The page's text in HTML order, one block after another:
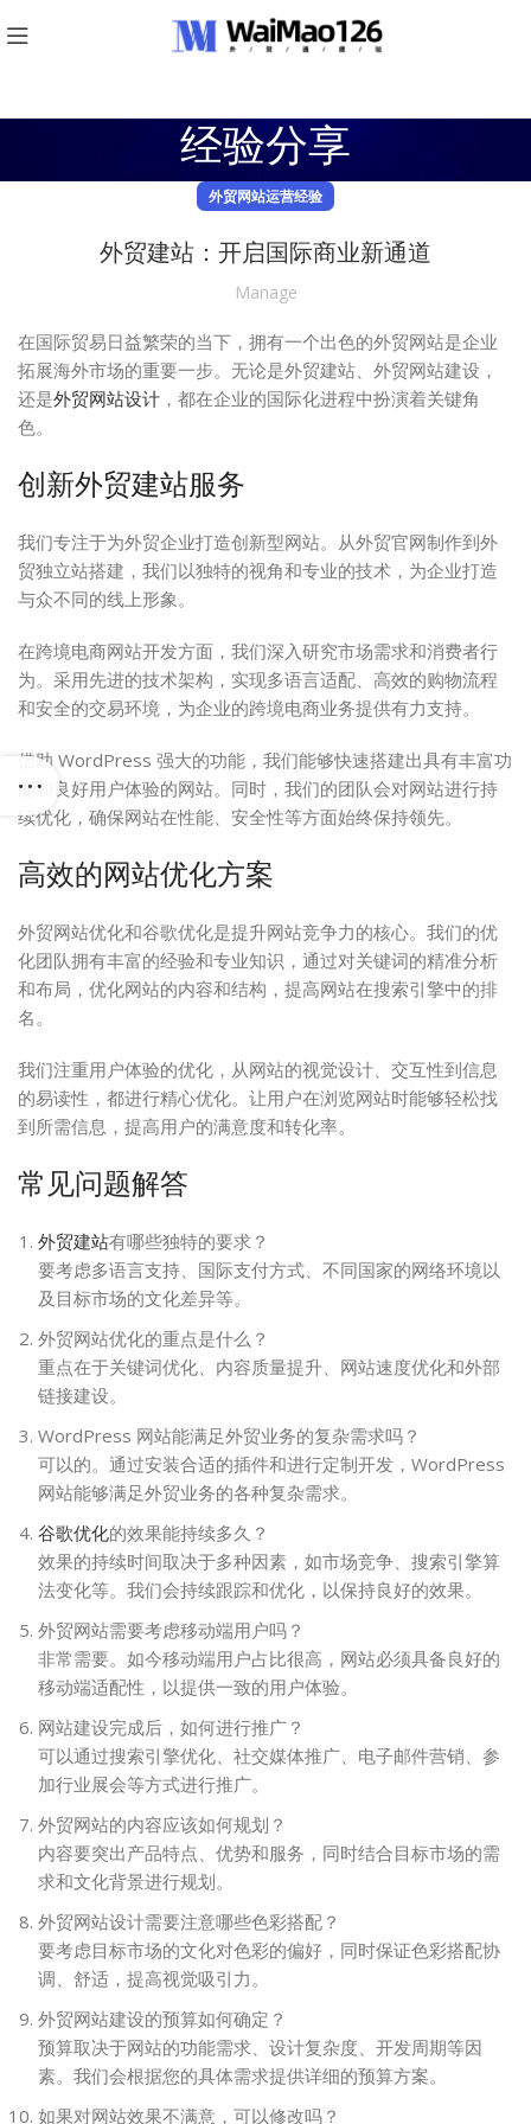
经验分享
外贸网站运营经验
外贸建站：开启国际商业新通道
Manage
在国际贸易日益繁荣的当下，拥有一个出色的外贸网站是企业
拓展海外市场的重要一步。无论是外贸建站、外贸网站建设，
还是外贸网站设计 ，都在企业的国际化进程中扮演着关键角
色。
创新外贸建站服务
我们专注于为外贸企业打造创新型网站。从外贸官网制作到外
贸独立站搭建，我们以独特的视角和专业的技术，为企业打造
与众不同的线上形象。
在跨境电商网站开发方面，我们深入研究市场需求和消费者行
为。采用先进的技术架构，实现多语言适配、高效的购物流程
和安全的交易环境，为企业的跨境电商业务提供有力支持。
借助 WordPress 强大的功能，我们能够快速搭建出具有丰富功
能和良好用户体验的网站。同时，我们的团队会对网站进行持
续优化，确保网站在性能、安全性等方面始终保持领先。
高效的网站优化方案
外贸网站优化和谷歌优化是提升网站竞争力的核心。我们的优
化团队拥有丰富的经验和专业知识，通过对关键词的精准分析
和布局，优化网站的内容和结构，提高网站在搜索引擎中的排
名。
我们注重用户体验的优化，从网站的视觉设计、交互性到信息
的易读性，都进行精心优化。让用户在浏览网站时能够轻松找
到所需信息，提高用户的满意度和转化率。
常见问题解答
外贸建站有哪些独特的要求？
要考虑多语言支持、国际支付方式、不同国家的网络环境以
及目标市场的文化差异等。
外贸网站优化的重点是什么？
重点在于关键词优化、内容质量提升、网站速度优化和外部
链接建设。
WordPress 网站能满足外贸业务的复杂需求吗？
可以的。通过安装合适的插件和进行定制开发，WordPress
网站能够满足外贸业务的各种复杂需求。
谷歌优化的效果能持续多久？
效果的持续时间取决于多种因素，如市场竞争、搜索引擎算
法变化等。我们会持续跟踪和优化，以保持良好的效果。
外贸网站需要考虑移动端用户吗？
非常需要。如今移动端用户占比很高，网站必须具备良好的
移动端适配性，以提供一致的用户体验。
网站建设完成后，如何进行推广？
可以通过搜索引擎优化、社交媒体推广、电子邮件营销、参
加行业展会等方式进行推广。
外贸网站的内容应该如何规划？
内容要突出产品特点、优势和服务，同时结合目标市场的需
求和文化背景进行规划。
外贸网站设计需要注意哪些色彩搭配？
要考虑目标市场的文化对色彩的偏好，同时保证色彩搭配协
调、舒适，提高视觉吸引力。
外贸网站建设的预算如何确定？
预算取决于网站的功能需求、设计复杂度、开发周期等因
素。我们会根据您的具体需求提供详细的预算方案。
如果对网站效果不满意，可以修改吗？